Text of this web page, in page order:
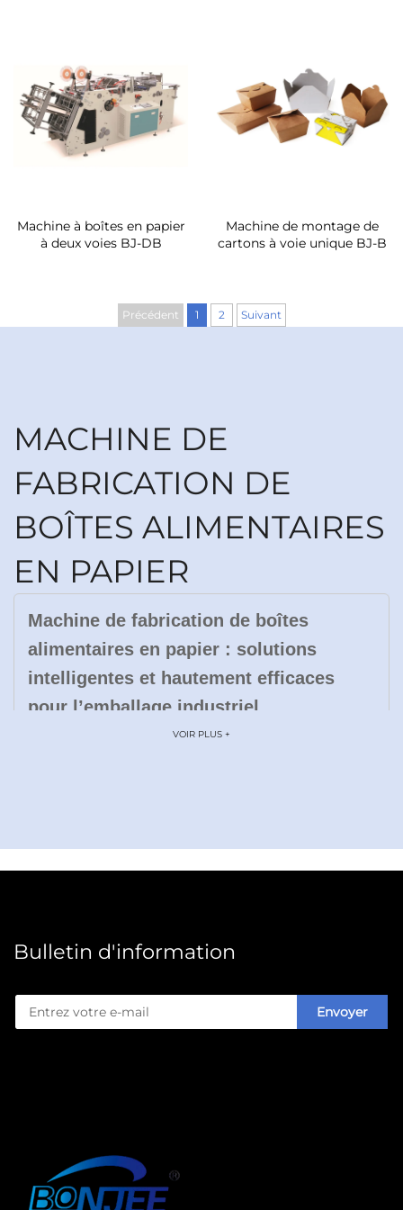
Machine à boîtes en papier
à deux voies BJ-DB
Machine de montage de
cartons à voie unique BJ-B
Précédent 1 2 Suivant
MACHINE DE
FABRICATION DE
BOÎTES ALIMENTAIRES
EN PAPIER
Machine de fabrication de boîtes
alimentaires en papier : solutions
intelligentes et hautement efficaces
pour l’emballage industriel
qui allient rapidité, polyvalence et durabilité afin de
pour assurer une production automatisée de boîtes
gâteaux aux récipients sur mesure — répondant ainsi
aux besoins des fabricants alimentaires, des services
VOIR PLUS +
Bulletin d'information
Envoyer